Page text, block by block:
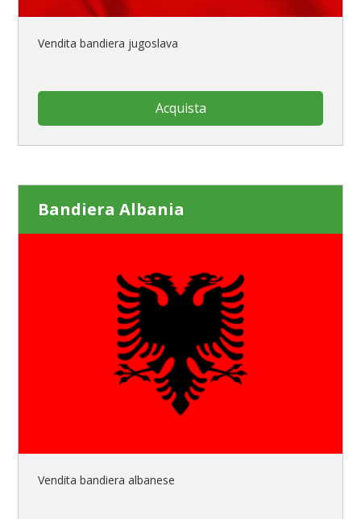
Vendita bandiera jugoslava
Acquista
Bandiera Albania
Vendita bandiera albanese